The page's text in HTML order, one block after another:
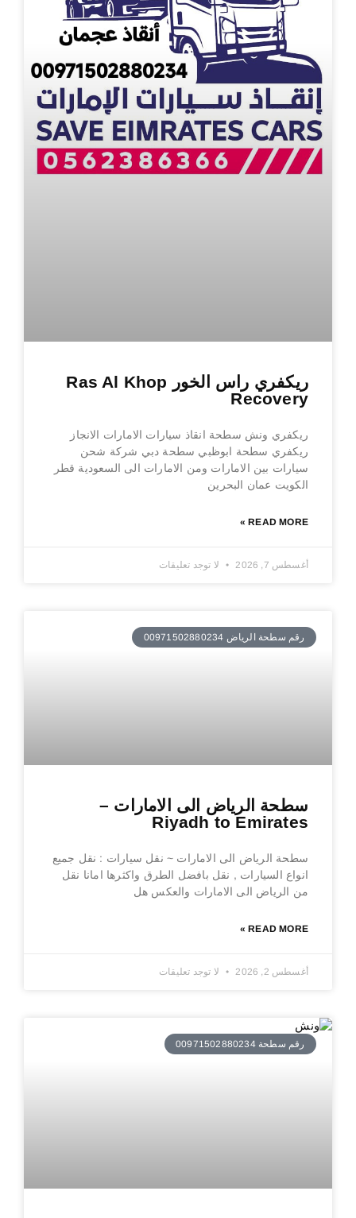
ريكفري راس الخور Ras Al Khop
Recovery
ريكفري ونش سطحة انقاذ سيارات الامارات الانجاز
ريكفري سطحة ابوظبي سطحة دبي شركة شحن
سيارات بين الامارات ومن الامارات الى السعودية قطر
الكويت عمان البحرين
READ MORE »
أغسطس 7, 2026 لا توجد تعليقات
رقم سطحة الرياض 00971502880234
سطحة الرياض الى الامارات –
Riyadh to Emirates
سطحة الرياض الى الامارات ~ نقل سيارات : نقل جميع
انواع السيارات , نقل بافضل الطرق واكثرها امانا نقل
من الرياض الى الامارات والعكس هل
READ MORE »
أغسطس 2, 2026 لا توجد تعليقات
رقم سطحة 00971502880234